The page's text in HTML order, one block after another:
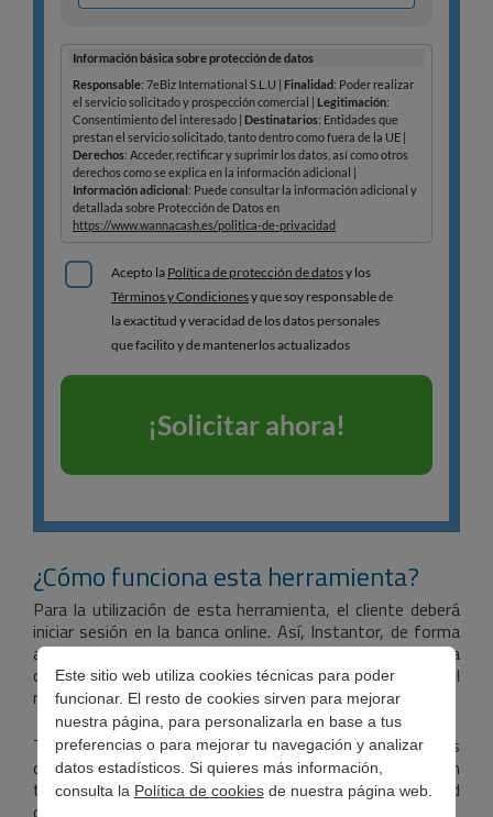
Este sitio web utiliza cookies técnicas para poder
funcionar. El resto de cookies sirven para mejorar
nuestra página, para personalizarla en base a tus
preferencias o para mejorar tu navegación y analizar
datos estadísticos. Si quieres más información,
consulta la Política de cookiesde nuestra página web.
¿Cómo funciona esta herramienta?
Para la utilización de esta herramienta, el cliente deberá
iniciar sesión en la banca online. Así, Instantor, de forma
automática, obtiene la información necesaria para
otorgarle un scoring al cliente, y así poder evaluar el
riesgo de la operación.
Tras la utilización de la herramienta de Instantor, los
datos son eliminados, además de que siempre son
tratados con confidencialidad para la máxima seguridad